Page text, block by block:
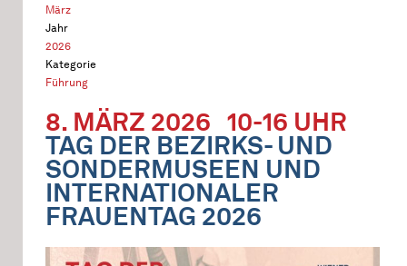
März
Jahr
2026
Kategorie
Führung
8. MÄRZ 2026 10-16 UHR
TAG DER BEZIRKS- UND
SONDERMUSEEN UND
INTERNATIONALER
FRAUENTAG 2026